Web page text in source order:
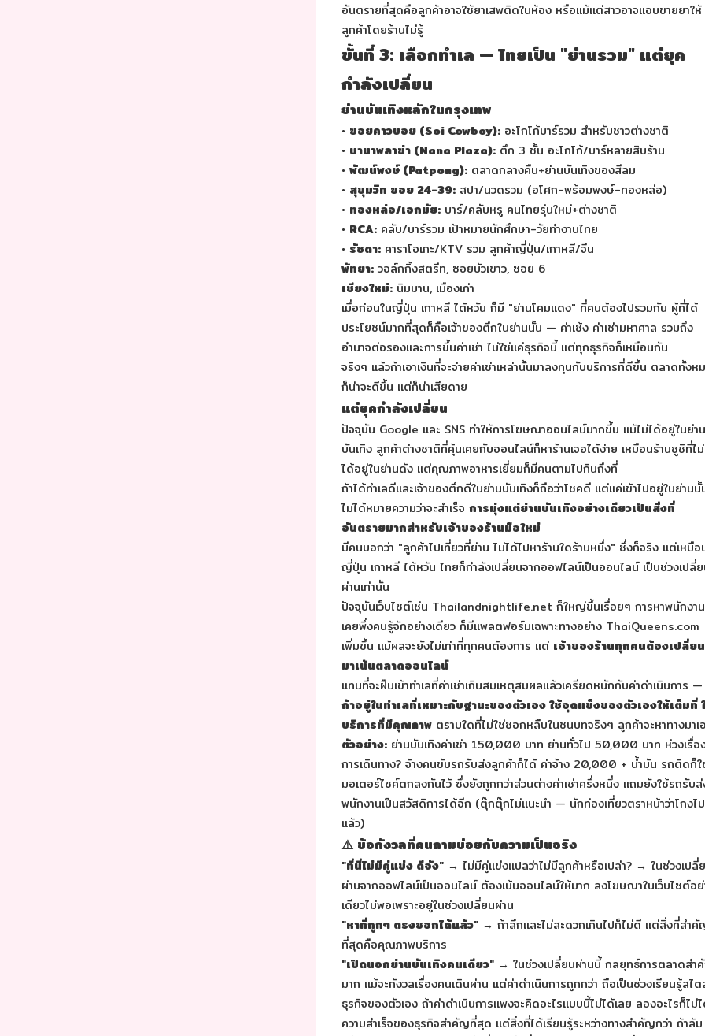
อันตรายที่สุดคือลูกค้าอาจใช้ยาเสพติดในห้อง หรือแม้แต่สาวอาจแอบขายยาให้
ลูกค้าโดยร้านไม่รู้
ขั้นที่ 3: เลือกทำเล — ไทยเป็น "ย่านรวม" แต่ยุค
กำลังเปลี่ยน
ย่านบันเทิงหลักในกรุงเทพ
• ซอยคาวบอย (Soi Cowboy): อะโกโก้บาร์รวม สำหรับชาวต่างชาติ
• นานาพลาซ่า (Nana Plaza): ตึก 3 ชั้น อะโกโก้/บาร์หลายสิบร้าน
• พัฒน์พงษ์ (Patpong): ตลาดกลางคืน+ย่านบันเทิงของสีลม
• สุขุมวิท ซอย 24-39: สปา/นวดรวม (อโศก-พร้อมพงษ์-ทองหล่อ)
• ทองหล่อ/เอกมัย: บาร์/คลับหรู คนไทยรุ่นใหม่+ต่างชาติ
• RCA: คลับ/บาร์รวม เป้าหมายนักศึกษา-วัยทำงานไทย
• รัชดา: คาราโอเกะ/KTV รวม ลูกค้าญี่ปุ่น/เกาหลี/จีน
พัทยา: วอล์กกิ้งสตรีท, ซอยบัวเขาว, ซอย 6
เชียงใหม่: นิมมาน, เมืองเก่า
เมื่อก่อนในญี่ปุ่น เกาหลี ไต้หวัน ก็มี "ย่านโคมแดง" ที่คนต้องไปรวมกัน ผู้ที่ได้
ประโยชน์มากที่สุดก็คือเจ้าของตึกในย่านนั้น — ค่าเซ้ง ค่าเช่ามหาศาล รวมถึง
อำนาจต่อรองและการขึ้นค่าเช่า ไม่ใช่แค่ธุรกิจนี้ แต่ทุกธุรกิจก็เหมือนกัน
จริงๆ แล้วถ้าเอาเงินที่จะจ่ายค่าเช่าเหล่านั้นมาลงทุนกับบริการที่ดีขึ้น ตลาดทั้งห
ก็น่าจะดีขึ้น แต่ก็น่าเสียดาย
แต่ยุคกำลังเปลี่ยน
ปัจจุบัน Google และ SNS ทำให้การโฆษณาออนไลน์มากขึ้น แม้ไม่ได้อยู่ในย่าน
บันเทิง ลูกค้าต่างชาติที่คุ้นเคยกับออนไลน์ก็หาร้านเจอได้ง่าย เหมือนร้านซูชิที่ไม่
ได้อยู่ในย่านดัง แต่คุณภาพอาหารเยี่ยมก็มีคนตามไปกินถึงที่
ถ้าได้ทำเลดีและเจ้าของตึกดีในย่านบันเทิงก็ถือว่าโชคดี แต่แค่เข้าไปอยู่ในย่าน
ไม่ได้หมายความว่าจะสำเร็จ การมุ่งแต่ย่านบันเทิงอย่างเดียวเป็นสิ่งที่
อันตรายมากสำหรับเจ้าของร้านมือใหม่
มีคนบอกว่า "ลูกค้าไปเที่ยวที่ย่าน ไม่ได้ไปหาร้านใดร้านหนึ่ง" ซึ่งก็จริง แต่เหมือ
ญี่ปุ่น เกาหลี ไต้หวัน ไทยก็กำลังเปลี่ยนจากออฟไลน์เป็นออนไลน์ เป็นช่วงเปลี่
ผ่านเท่านั้น
ปัจจุบันเว็บไซต์เช่น Thailandnightlife.net ก็ใหญ่ขึ้นเรื่อยๆ การหาพนักงา
เคยพึ่งคนรู้จักอย่างเดียว ก็มีแพลตฟอร์มเฉพาะทางอย่าง ThaiQueens.com
เพิ่มขึ้น แม้ผลจะยังไม่เท่าที่ทุกคนต้องการ แต่ เจ้าของร้านทุกคนต้องเปลี่ยน
มาเน้นตลาดออนไลน์
แทนที่จะฝืนเข้าทำเลที่ค่าเช่าเกินสมเหตุสมผลแล้วเครียดหนักกับค่าดำเนินการ —
ถ้าอยู่ในทำเลที่เหมาะกับฐานะของตัวเอง ใช้จุดแข็งของตัวเองให้เต็มที่
บริการที่มีคุณภาพ ตราบใดที่ไม่ใช่ซอกหลืบในชนบทจริงๆ ลูกค้าจะหาทางมาเ
ตัวอย่าง: ย่านบันเทิงค่าเช่า 150,000 บาท ย่านทั่วไป 50,000 บาท ห่วงเรื่อ
การเดินทาง? จ้างคนขับรถรับส่งลูกค้าก็ได้ ค่าจ้าง 20,000 + น้ำมัน รถติดก็
มอเตอร์ไซค์ตกลงกันไว้ ซึ่งยังถูกกว่าส่วนต่างค่าเช่าครึ่งหนึ่ง แถมยังใช้รถรับ
พนักงานเป็นสวัสดิการได้อีก (ตุ๊กตุ๊กไม่แนะนำ — นักท่องเที่ยวตราหน้าว่าโกงไป
แล้ว)
⚠️ ข้อกังวลที่คนถามบ่อยกับความเป็นจริง
"ที่นี่ไม่มีคู่แข่ง ดีจัง" → ไม่มีคู่แข่งแปลว่าไม่มีลูกค้าหรือเปล่า? → ในช่วงเปลี่
ผ่านจากออฟไลน์เป็นออนไลน์ ต้องเน้นออนไลน์ให้มาก ลงโฆษณาในเว็บไซต์อ
เดียวไม่พอเพราะอยู่ในช่วงเปลี่ยนผ่าน
"หาที่ถูกๆ ตรงซอกได้แล้ว" → ถ้าลึกและไม่สะดวกเกินไปก็ไม่ดี แต่สิ่งที่สำ
ที่สุดคือคุณภาพบริการ
"เปิดนอกย่านบันเทิงคนเดียว" → ในช่วงเปลี่ยนผ่านนี้ กลยุทธ์การตลาดสำ
มาก แม้จะกังวลเรื่องคนเดินผ่าน แต่ค่าดำเนินการถูกกว่า ถือเป็นช่วงเรียนรู้สไ
ธุรกิจของตัวเอง ถ้าค่าดำเนินการแพงจะคิดอะไรแบบนี้ไม่ได้เลย ลองอะไรก็ไม่
ความสำเร็จของธุรกิจสำคัญที่สุด แต่สิ่งที่ได้เรียนรู้ระหว่างทางสำคัญกว่า ถ้าล้ม